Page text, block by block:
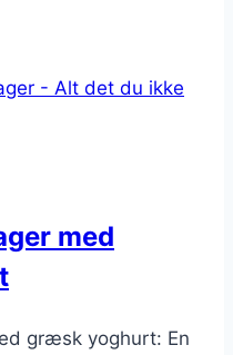
med
græsk yoghurt: En